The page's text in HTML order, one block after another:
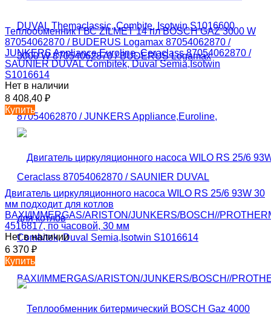
Теплообменник ГВС ZILMET 14 пл BOSCH GAZ 3000 W
87054062870 / BUDERUS Logamax 87054062870 /
JUNKERS Appliance,Euroline, Ceraclass 87054062870 /
SAUNIER DUVAL Combitek, Duval Semia,Isotwin
S1016614
Нет в наличии
8 408,40 ₽
Купить
Двигатель циркуляционного насоса WILO RS 25/6 93W 30
мм подходит для котлов
BAXI/IMMERGAS/ARISTON/JUNKERS/BOSCH//
4516817, по часовой, 30 мм
Нет в наличии
6 370 ₽
Купить